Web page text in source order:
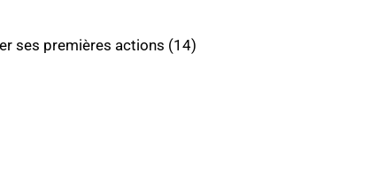
ses premières actions (14)